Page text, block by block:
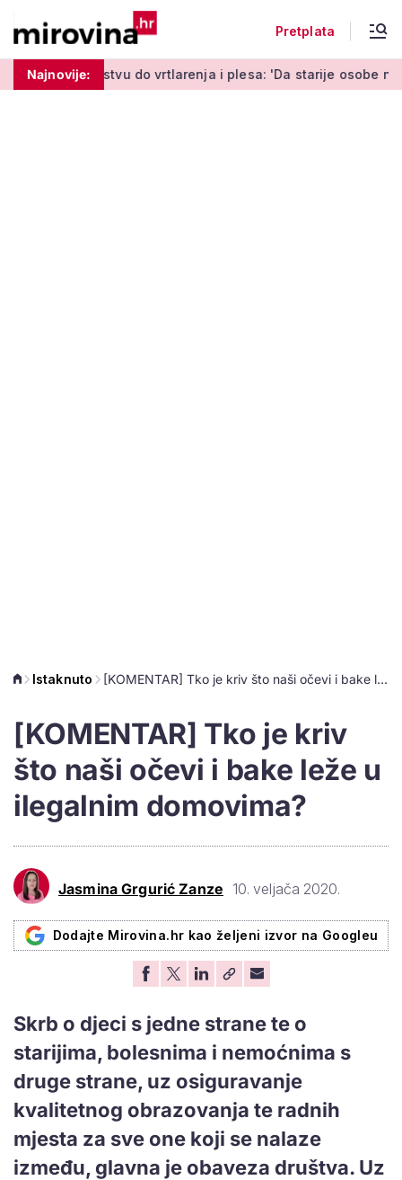
Pretplata
Najnovije:
vrtlarenja i plesa: 'Da starije osobe ne ostavimo same'
Istaknuto [KOMENTAR] Tko je kriv što naši očevi i bake leže u ilegalnim domovima?
[KOMENTAR] Tko je kriv
što naši očevi i bake leže u
ilegalnim domovima?
Jasmina Grgurić Zanze 10. veljača 2020.
Dodajte Mirovina.hr kao željeni izvor na Googleu
Skrb o djeci s jedne strane te o
starijima, bolesnima i nemoćnima s
druge strane, uz osiguravanje
kvalitetnog obrazovanja te radnih
mjesta za sve one koji se nalaze
između, glavna je obaveza društva. Uz